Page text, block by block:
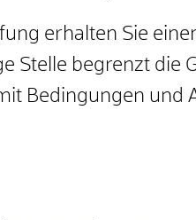
erhalten Sie
Stelle begrenzt die
Bedingungen und